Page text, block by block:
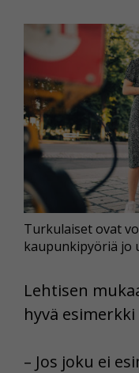
Turkulaiset ovat
kaupunkipyöriä jo
Lehtisen
hyvä
– Jos joku ei